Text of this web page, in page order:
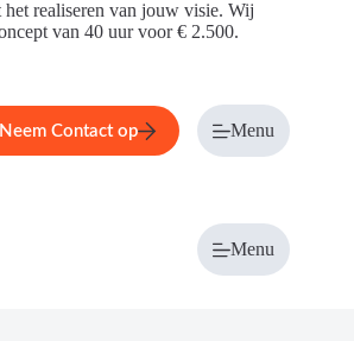
het realiseren van jouw visie. Wij
van 40 uur voor € 2.500.
Home Service Over ons
Neem Contact op Menu
Menu